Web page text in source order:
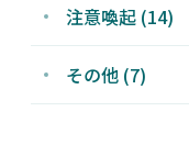
注意喚起 (14)
その他 (7)